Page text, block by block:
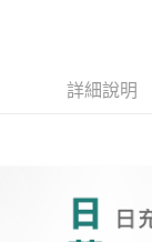
詳細說明